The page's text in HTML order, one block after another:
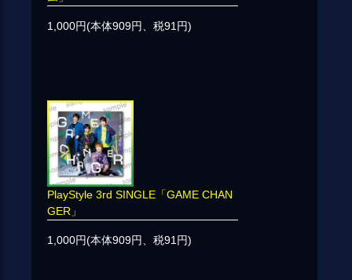
1,000円(本体909円、税91円)
PlayStyle 3rd SINGLE「GAME CHAN
GER」
1,000円(本体909円、税91円)